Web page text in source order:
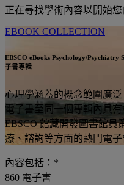
正在尋找學術內容以開始您
EBOOK COLLECTION
EBSCO eBooks Psychology/
子書專輯
心理學涵蓋的概念範圍廣
電子書至同一個專輯內具
EBSCO 館藏開發圖書館員
療、諮詢等方面的熱門電子
內容包括：*
860 電子書